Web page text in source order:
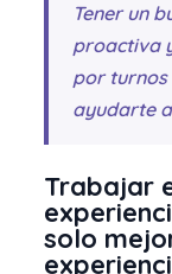
Tener un
proactiva
por turnos
ayudarte
Trabajar
solo